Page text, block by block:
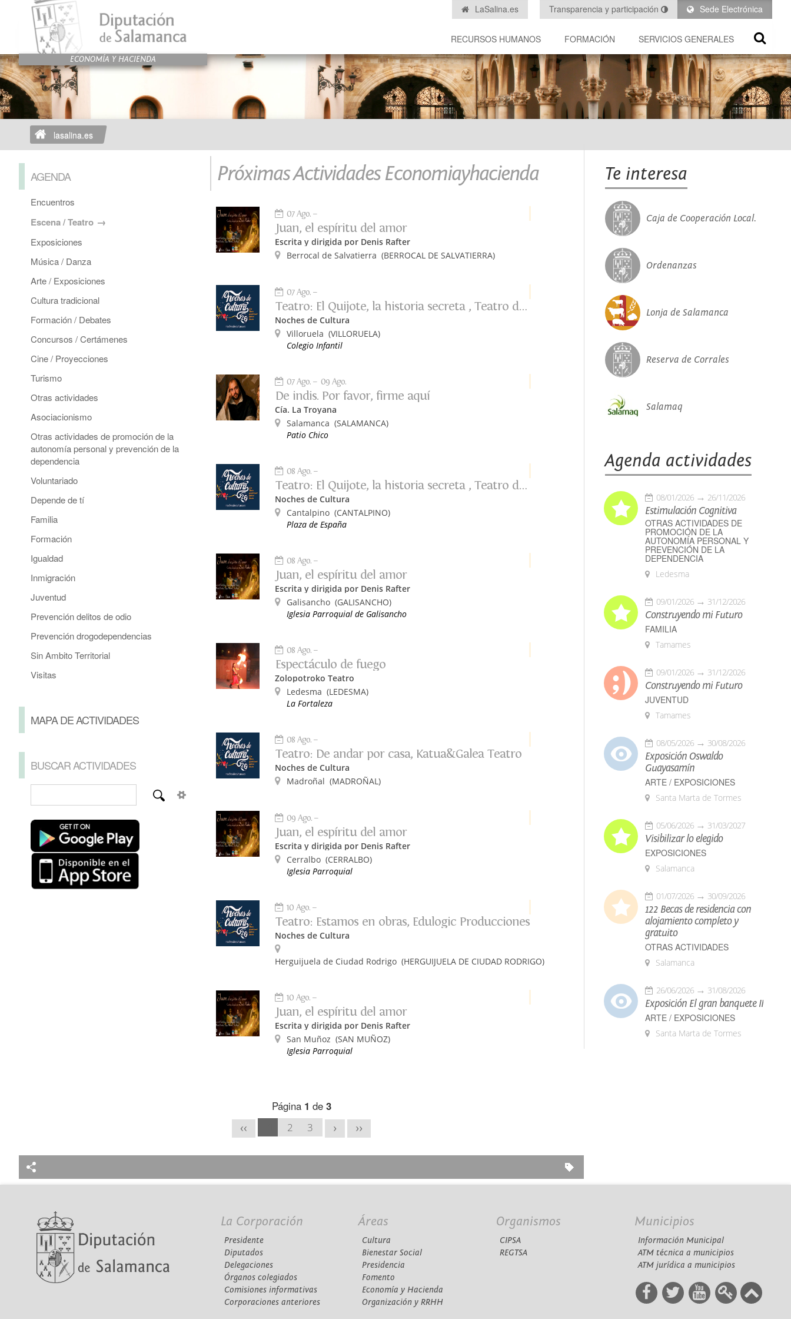
Sede Electrónica
Transparencia y participación
LaSalina.es
RECURSOS HUMANOS FORMACIÓN SERVICIOS GENERALES
lasalina.es
AGENDA
Encuentros
Escena / Teatro
Exposiciones
Música / Danza
Arte / Exposiciones
Cultura tradicional
Formación / Debates
Concursos / Certámenes
Cine / Proyecciones
Turismo
Otras actividades
Asociacionismo
Otras actividades de promoción de la
autonomía personal y prevención de la
dependencia
Voluntariado
Depende de tí
Familia
Formación
Igualdad
Inmigración
Juventud
Prevención delitos de odio
Prevención drogodependencias
Sin Ambito Territorial
Visitas
MAPA DE ACTIVIDADES
BUSCAR ACTIVIDADES
Próximas Actividades Economiayhacienda
07 Ago.
Juan, el espíritu del amor
Escrita y dirigida por Denis Rafter
Berrocal de Salvatierra (BERROCAL DE SALVATIERRA)
07 Ago.
Teatro: El Quijote, la historia secreta , Teatro de Poniente
Noches de Cultura
Villoruela (VILLORUELA)
Colegio Infantil
07 Ago. 09 Ago.
De indis. Por favor, firme aquí
Cía. La Troyana
Salamanca (SALAMANCA)
Patio Chico
08 Ago.
Teatro: El Quijote, la historia secreta , Teatro de Poniente
Noches de Cultura
Cantalpino (CANTALPINO)
Plaza de España
08 Ago.
Juan, el espíritu del amor
Escrita y dirigida por Denis Rafter
Galisancho (GALISANCHO)
Iglesia Parroquial de Galisancho
08 Ago.
Espectáculo de fuego
Zolopotroko Teatro
Ledesma (LEDESMA)
La Fortaleza
08 Ago.
Teatro: De andar por casa, Katua&Galea Teatro
Noches de Cultura
Madroñal (MADROÑAL)
09 Ago.
Juan, el espíritu del amor
Escrita y dirigida por Denis Rafter
Cerralbo (CERRALBO)
Iglesia Parroquial
10 Ago.
Teatro: Estamos en obras, Edulogic Producciones
Noches de Cultura
Herguijuela de Ciudad Rodrigo (HERGUIJUELA DE CIUDAD RODRIGO)
10 Ago.
Juan, el espíritu del amor
Escrita y dirigida por Denis Rafter
San Muñoz (SAN MUÑOZ)
Iglesia Parroquial
Página 1 de 3
<< 2 3 > >>
Te interesa
Caja de Cooperación Local.
Ordenanzas
Lonja de Salamanca
Reserva de Corrales
Salamaq
Agenda actividades
08/01/2026 26/11/2026
Estimulación Cognitiva
OTRAS ACTIVIDADES DE
PROMOCIÓN DE LA
AUTONOMÍA PERSONAL Y
PREVENCIÓN DE LA
DEPENDENCIA
Ledesma
09/01/2026 31/12/2026
Construyendo mi Futuro
FAMILIA
Tamames
09/01/2026 31/12/2026
Construyendo mi Futuro
JUVENTUD
Tamames
08/05/2026 30/08/2026
Exposición Oswaldo
Guayasamín
ARTE / EXPOSICIONES
Santa Marta de Tormes
05/06/2026 31/03/2027
Visibilizar lo elegido
EXPOSICIONES
Salamanca
01/07/2026 30/09/2026
122 Becas de residencia con
alojamiento completo y
gratuito
OTRAS ACTIVIDADES
Salamanca
26/06/2026 31/08/2026
Exposición El gran banquete II
ARTE / EXPOSICIONES
Santa Marta de Tormes
La Corporación
Presidente
Diputados
Delegaciones
Órganos colegiados
Comisiones informativas
Corporaciones anteriores
Áreas
Cultura
Bienestar Social
Presidencia
Fomento
Economía y Hacienda
Organización y RRHH
Organismos
CIPSA
REGTSA
Municipios
Información Municipal
ATM técnica a municipios
ATM jurídica a municipios